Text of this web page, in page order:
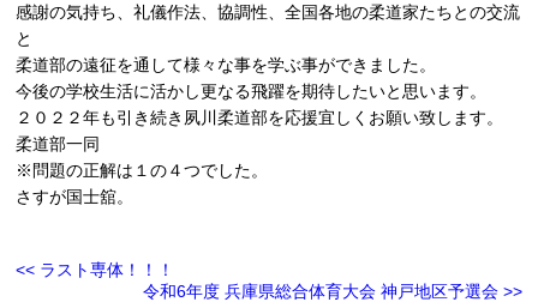
感謝の気持ち、礼儀作法、協調性、全国各地の柔道家たちとの交流
と
柔道部の遠征を通して様々な事を学ぶ事ができました。
今後の学校生活に活かし更なる飛躍を期待したいと思います。
２０２２年も引き続き夙川柔道部を応援宜しくお願い致します。
柔道部一同
※問題の正解は１の４つでした。
さすが国士舘。
<< ラスト専体！！！
令和6年度 兵庫県総合体育大会 神戸地区予選会 >>